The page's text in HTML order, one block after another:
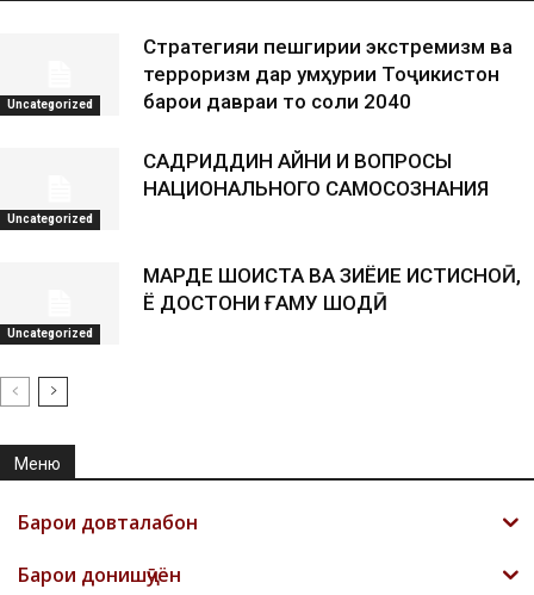
Uncategorized
Стратегияи пешгирии экстремизм ва
терроризм дар Ҷумҳурии Тоҷикистон
барои давраи то соли 2040
Uncategorized
САДРИДДИН АЙНИ И ВОПРОСЫ
НАЦИОНАЛЬНОГО САМОСОЗНАНИЯ
Uncategorized
МАРДЕ ШОИСТА ВА ЗИЁИЕ ИСТИСНОӢ,
Ё ДОСТОНИ ҒАМУ ШОДӢ
Меню
Барои довталабон
Барои донишҷӯён